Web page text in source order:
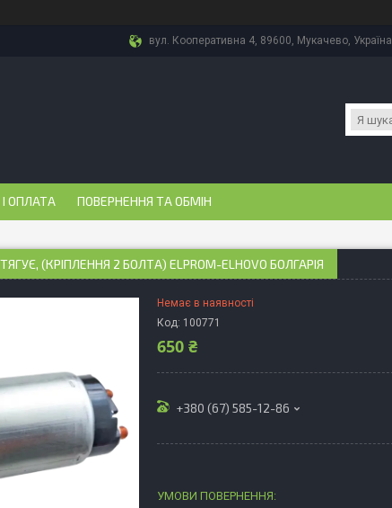
вул. Кооперативна 4, 89600, Мукачево, Україна
ОПЛАТА ПОВЕРНЕННЯ ТА ОБМІН
(КРІПЛЕННЯ 2 БОЛТА) ELPROM-ELHOVO БОЛГАРІЯ
Немає в наявності
Код: 100771
650 ₴
+380 (67) 585-12-86